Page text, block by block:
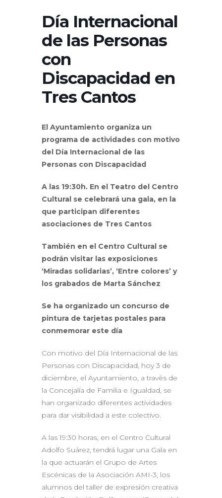
Día Internacional
de las Personas
con
Discapacidad en
Tres Cantos
El Ayuntamiento organiza un
programa de actividades con motivo
del Día Internacional de las
Personas con Discapacidad
A las 19:30h. En el Teatro del Centro
Cultural se celebrará una gala, en la
que participan diferentes
asociaciones de Tres Cantos
También en el Centro Cultural se
podrán visitar las exposiciones
‘Miradas solidarias’, ‘Entre colores’ y
los grabados de Marta Sánchez
Se ha organizado un concurso de
pintura de tarjetas postales para
conmemorar este día
Con motivo del Día Internacional de las
Personas con Discapacidad, hoy 3 de
diciembre, el Ayuntamiento, a través de
la Concejalía de Familia e Igualdad, se
han organizado diferentes actividades
para dar visibilidad a este colectivo.
A las 19:30 horas, en el Centro Cultural
Adolfo Suárez, tendrá lugar una Gala en
la que actuarán el Grupo de Artes
Escénicas de la Asociación AMI-3, los
alumnos del taller de expresión creativa